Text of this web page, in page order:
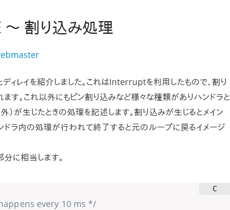
割り込み処理
ィレイを紹介しました。これはInterruptを利用したもので、割り
す。これ以外にもピン割り込みなど様々な種類がありハンドラと
）が生じたときの処理を記述します。割り込みが生じるとメイン
ドラ内の処理が行われて終了すると元のループに戻るイメージ
に相当します。
every 10 ms */